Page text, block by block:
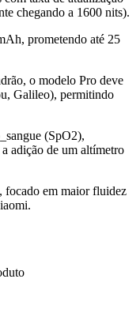
chegando a 1600 nits).
prometendo até 25
o modelo Pro deve
Galileo), permitindo
(SpO2),
adição de um altímetro
focado em maior fluidez